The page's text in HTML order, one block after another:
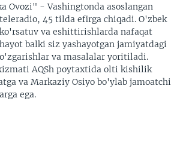
Ovozi" - Vashingtonda asoslangan
45 tilda efirga chiqadi. O'zbek
va eshittirishlarda nafaqat
balki siz yashayotgan jamiyatdagi
va masalalar yoritiladi.
AQSh poytaxtida olti kishilik
va Markaziy Osiyo bo'ylab jamoatchi
ega.